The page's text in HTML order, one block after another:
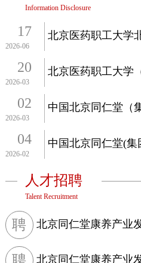
Information Disclosure
17
2026-06
20
2026-03
02
2026-03
04
2026-02
人才招聘
Talent Recruitment
聘
聘